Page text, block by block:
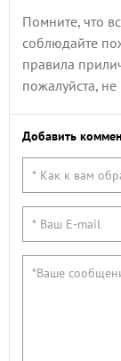
Помните, что
соблюдайте
правила
пожалуйста, не
Добавить